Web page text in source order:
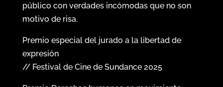
público con verdades incómodas que no son
motivo de risa.
Premio especial del jurado a la libertad de
expresión
// Festival de Cine de Sundance 2025